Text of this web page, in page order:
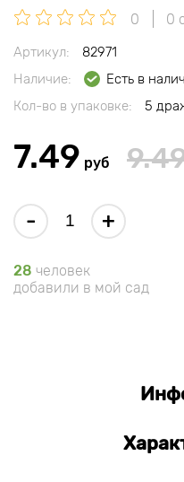
0 0
Артикул:
82971
Наличие:
Есть в
Кол-во в упаковке:
5
7.49 руб
- +
28 человек
добавили в мой сад